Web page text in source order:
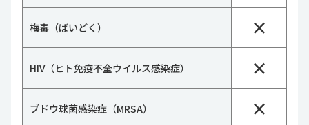
梅毒（ばいどく） ×
HIV（ヒト免疫不全ウイルス感染症） ×
ブドウ球菌感染症（MRSA） ×